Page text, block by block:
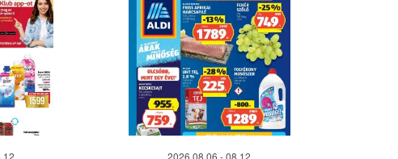
2026.08.06 - 08.12